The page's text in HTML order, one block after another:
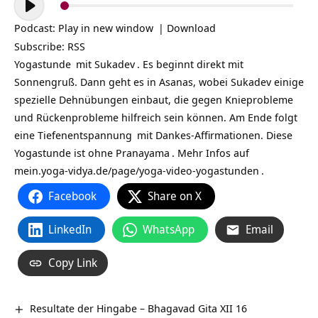
Player
Podcast: Play in new window | Download
Subscribe: RSS
Yogastunde mit Sukadev . Es beginnt direkt mit
Sonnengruß. Dann geht es in Asanas, wobei Sukadev einige
spezielle Dehnübungen einbaut, die gegen Knieprobleme
und Rückenprobleme hilfreich sein können. Am Ende folgt
eine Tiefenentspannung mit Dankes-Affirmationen. Diese
Yogastunde ist ohne Pranayama . Mehr Infos auf
mein.yoga-vidya.de/page/yoga-video-yogastunden .
Facebook Share on X
LinkedIn WhatsApp Email
Copy Link
Resultate der Hingabe – Bhagavad Gita XII 16